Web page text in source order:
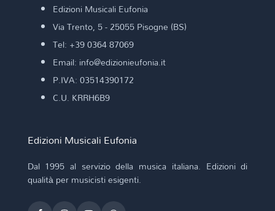
Edizioni Musicali Eufonia
Via Trento, 5 - 25055 Pisogne (BS)
Tel: +39 0364 87069
Email: info@edizionieufonia.it
P.IVA: 03514390172
C.U. KRRH6B9
Edizioni Musicali Eufonia
Dal 1995 al servizio della musica italiana. Edizioni di
qualità per musicisti esigenti.